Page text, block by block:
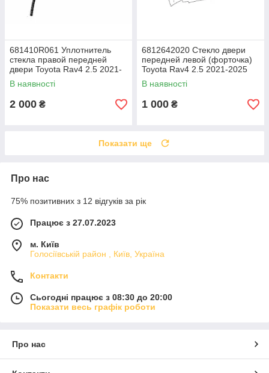
681410R061 Уплотнитель
стекла правой передней
двери Toyota Rav4 2.5 2021-
2025 год, б/у оригинал
В наявності
2 000 ₴
6812642020 Стекло двери
передней левой (форточка)
Toyota Rav4 2.5 2021-2025
год, б/у оригинал
В наявності
1 000 ₴
Показати ще
Про нас
75% позитивних з 12 відгуків за рік
Працює з 27.07.2023
м. Київ
Голосіївській район , Київ, Україна
Контакти
Сьогодні працює з 08:30 до 20:00
Показати весь графік роботи
Про нас